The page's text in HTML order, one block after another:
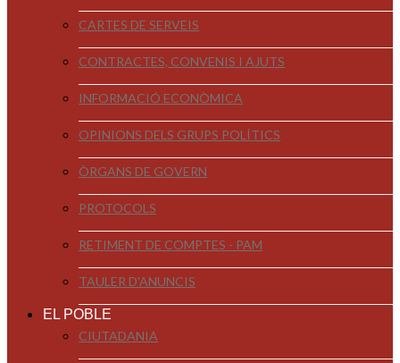
CARTES DE SERVEIS
CONTRACTES, CONVENIS I AJUTS
INFORMACIÓ ECONÒMICA
OPINIONS DELS GRUPS POLÍTICS
ÒRGANS DE GOVERN
PROTOCOLS
RETIMENT DE COMPTES - PAM
TAULER D'ANUNCIS
EL POBLE
CIUTADANIA